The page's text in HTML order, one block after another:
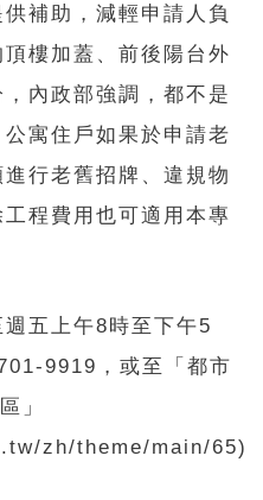
補助，減輕申請人負
樓加蓋、前後陽台外
內政部強調，都不是
寓住戶如果於申請老
行老舊招牌、違規物
程費用也可適用本專
五上午8時至下午5
9919，或至「都市
」
zh/theme/main/65)